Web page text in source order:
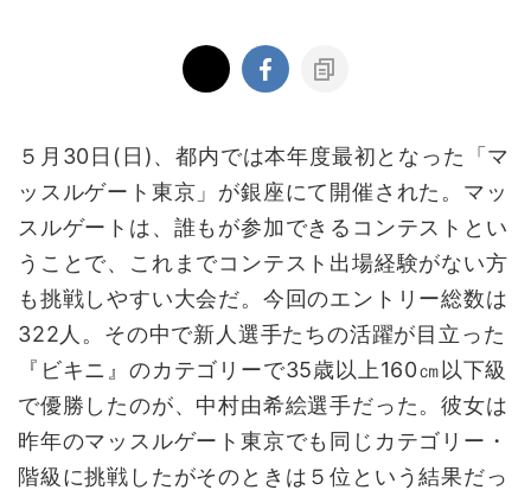
５月30日(日)、都内では本年度最初となった「マ
ッスルゲート東京」が銀座にて開催された。マッ
スルゲートは、誰もが参加できるコンテストとい
うことで、これまでコンテスト出場経験がない方
も挑戦しやすい大会だ。今回のエントリー総数は
322人。その中で新人選手たちの活躍が目立った
『ビキニ』のカテゴリーで35歳以上160㎝以下級
で優勝したのが、中村由希絵選手だった。彼女は
昨年のマッスルゲート東京でも同じカテゴリー・
階級に挑戦したがそのときは５位という結果だっ